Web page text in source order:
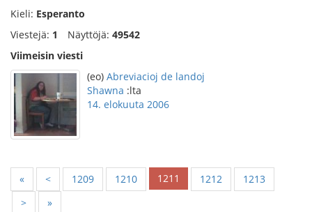
Kieli: Esperanto
Viestejä: 1 Näyttöjä: 49542
Viimeisin viesti
(eo) Abreviacioj de landoj
Shawna :lta
14. elokuuta 2006
« < 1209 1210 1211 1212
1213
>
»